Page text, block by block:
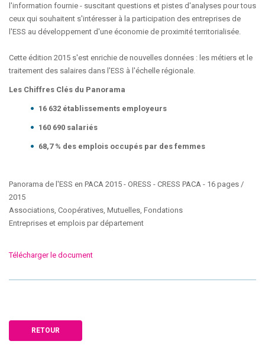
l'information fournie - suscitant questions et pistes d'analyses pour tous
ceux qui souhaitent s'intéresser à la participation des entreprises de
l'ESS au développement d'une économie de proximité territorialisée.
Cette édition 2015 s'est enrichie de nouvelles données : les métiers et le
traitement des salaires dans l'ESS à l'échelle régionale.
Les Chiffres Clés du Panorama
16 632 établissements employeurs
160 690 salariés
68,7 % des emplois occupés par des femmes
Panorama de l'ESS en PACA 2015 - ORESS - CRESS PACA - 16 pages /
2015
Associations, Coopératives, Mutuelles, Fondations
Entreprises et emplois par département
Télécharger le document
RETOUR